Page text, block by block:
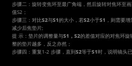
步骤二：旋转变焦环至最广角端，然后旋转对焦环至
值S2；
步骤三：对比S2与S1的大小，若S2小于S1 ，则需要
减少后焦垫片;
提 示：垫片的调整量与S1，S2的差值对应的对焦环旋
整的垫片越多，反之亦然；
步骤四：重复1-2 步骤，直到S2等于S1时，说明镜头